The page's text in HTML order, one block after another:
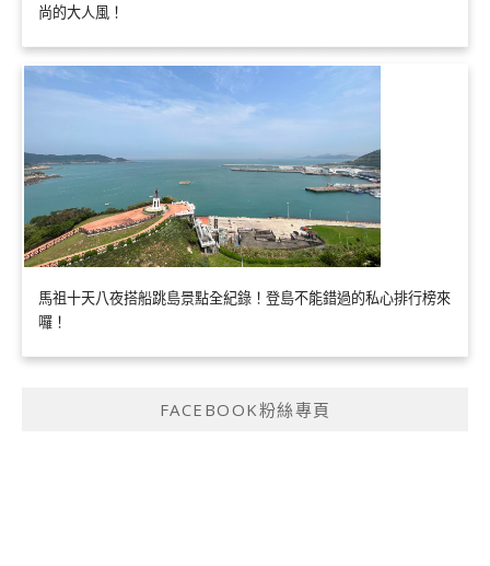
尚的大人風！
馬祖十天八夜搭船跳島景點全紀錄！登島不能錯過的私心排行榜來
囉！
FACEBOOK粉絲專頁